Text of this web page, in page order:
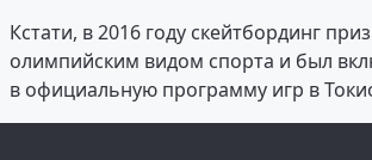
Кстати, в 2016 году скейтбординг
олимпийским видом спорта и был
в официальную программу игр в